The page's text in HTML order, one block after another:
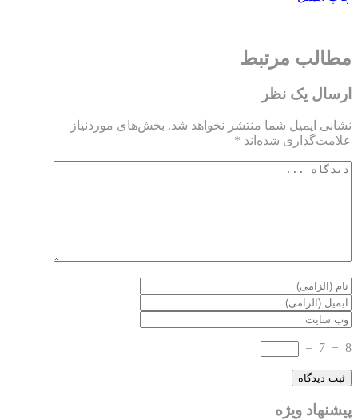
مطالب مرتبط
ارسال یک نظر
نشانی ایمیل شما منتشر نخواهد شد. بخش‌های موردنیاز
علامت‌گذاری شده‌اند *
8
−
7
=
پیشنهاد ویژه